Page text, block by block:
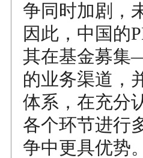
争同时加剧，
因此，中国的
其在基金募集
的业务渠道，
体系，在充分
各个环节进行
争中更具优势。